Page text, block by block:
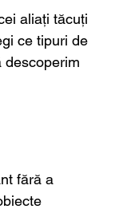
aliați tăcuți
ce tipuri de
descoperim
fără a